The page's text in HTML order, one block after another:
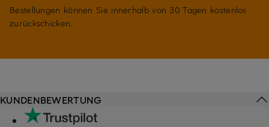
Bestellungen können Sie innerhalb von 30 Tagen kostenlos
zurückschicken.
KUNDENBEWERTUNG